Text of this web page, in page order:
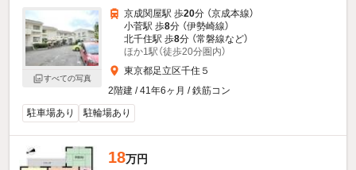
すべての写真
京成関屋駅 歩20分 （京成本線）
小菅駅 歩8分 （伊勢崎線）
北千住駅 歩8分 （常磐線など）
ほか1駅（徒歩20分圏内）
東京都足立区千住５
2階建 / 41年6ヶ月 / 鉄筋コン
駐車場あり
駐輪場あり
18万円